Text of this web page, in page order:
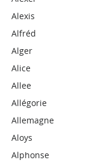
Alexis
Alfréd
Alger
Alice
Allee
Allégorie
Allemagne
Aloys
Alphonse